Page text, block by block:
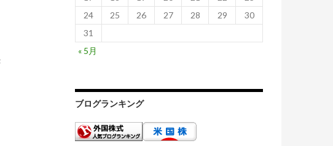
24
25 26 27 28 29
30
31
« 5月
ブログランキング